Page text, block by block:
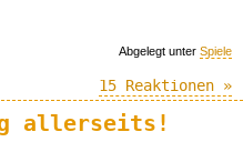
Abgelegt unter Spiele
15 Reaktionen »
allerseits!